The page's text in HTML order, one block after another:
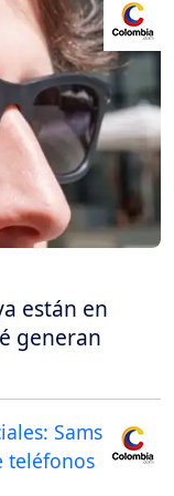
están en
generan